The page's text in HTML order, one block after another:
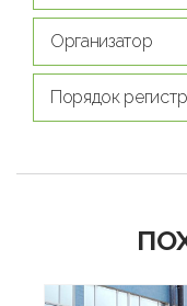
Организатор
Порядок